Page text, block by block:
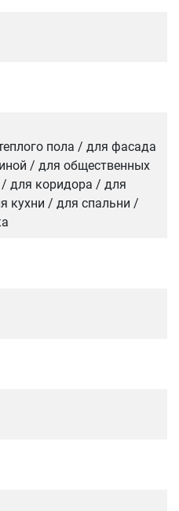
пола / для фасада
/ для общественных
для коридора / для
кухни / для спальни /